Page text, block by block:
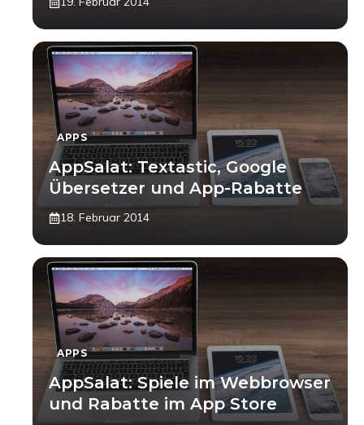
APPS
AppSalat: Textastic, Google
Übersetzer und App-Rabatte
18. Februar 2014
APPS
AppSalat: Spiele im Webbrowser
und Rabatte im App Store